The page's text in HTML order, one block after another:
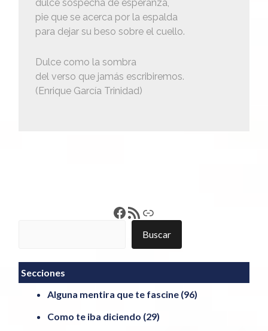
dulce sospecha de esperanza,
pie que se acerca por la espalda
para dejar su beso sobre el cuello.
Dulce como la sombra
del verso que jamás escribiremos.
(Enrique García Trinidad)
Francisco Pérez
Feed RSSEnlace
Buscar
Secciones
Alguna mentira que te fascine (96)
Como te iba diciendo (29)